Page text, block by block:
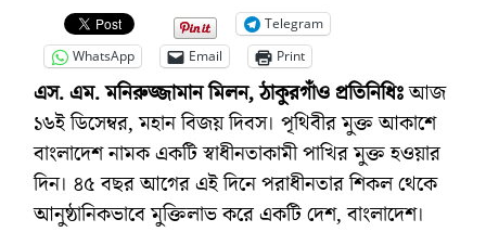
Telegram
WhatsApp
Email Print
এস. এম. মনিরুজ্জামান মিলন, ঠাকুরগাঁও প্রতিনিধিঃআজ
১৬ই ডিসেম্বর, মহান বিজয় দিবস। পৃথিবীর মুক্ত আকাশে
বাংলাদেশ নামক একটি স্বাধীনতাকামী পাখির মুক্ত হওয়ার
দিন। ৪৫ বছর আগের এই দিনে পরাধীনতার শিকল থেকে
আনুষ্ঠানিকভাবে মুক্তিলাভ করে একটি দেশ, বাংলাদেশ।